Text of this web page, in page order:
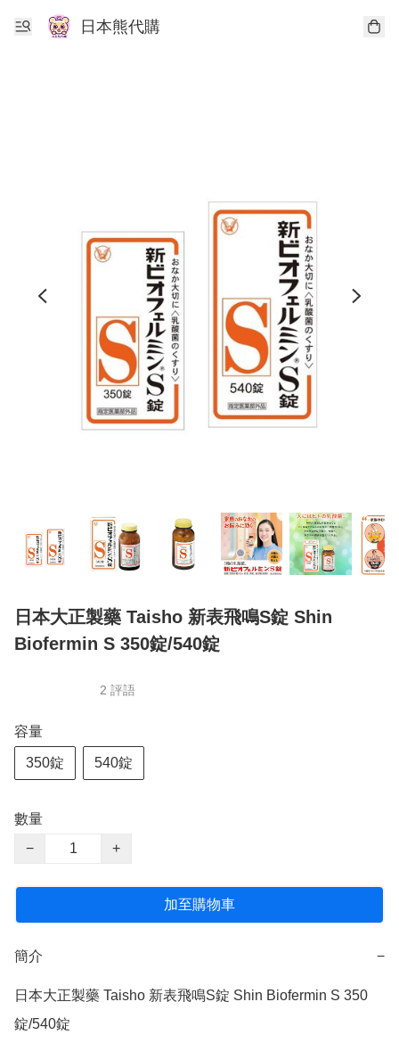
日本熊代購
日本大正製藥 Taisho 新表飛鳴S錠 Shin
Biofermin S 350錠/540錠
2 評語
容量
350錠 540錠
數量
−
+
加至購物車
簡介 −
日本大正製藥 Taisho 新表飛鳴S錠 Shin Biofermin S 350
錠/540錠